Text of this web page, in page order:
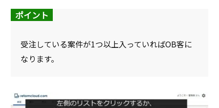
ポイント
受注している案件が1つ以上入っていればOB客に
なります。